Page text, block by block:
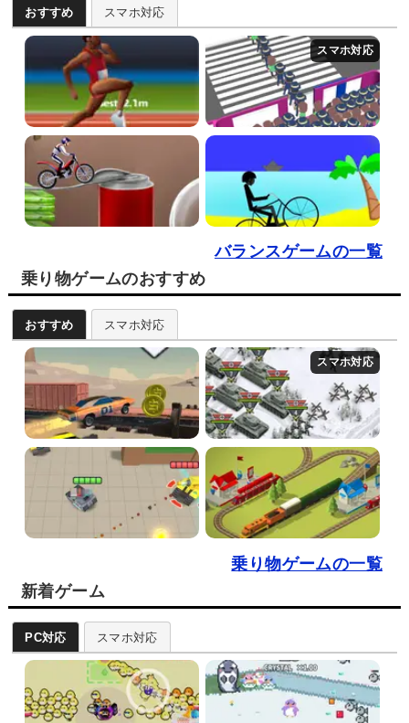
おすすめ スマホ対応
バランスゲームの一覧
乗り物ゲームのおすすめ
おすすめ スマホ対応
乗り物ゲームの一覧
新着ゲーム
PC対応 スマホ対応